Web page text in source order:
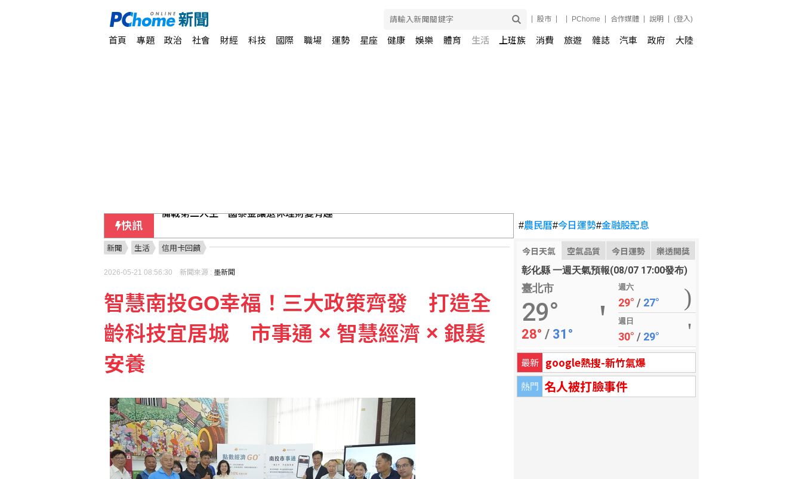
股市 PChome 合作媒體 說明 (登入)
首頁 專題 政治 社會 財經 科技 國際 職場 運勢 星座 健康 娛樂 體育 生活 上班族 消費 旅遊 雜誌 汽車 政府 大陸
快訊
富邦人壽攜手悍將推觀賽平權 邀身障、親子看球
備戰第二人生 國泰金讓退休理財變有趣
#農民曆#今日運勢#金融股配息
今日天氣 空氣品質 今日運勢 樂透開獎
彰化縣 一週天氣預報(08/07 17:00發布)
臺北市
29°
28° / 31°
週六
29° / 27°
週日
30° / 29°
最新 google熱搜-新竹氣爆
熱門 名人被打臉事件
新聞 生活 信用卡回饋
2026-05-21 08:56:30 新聞來源 : 墨新聞
智慧南投GO幸福！三大政策齊發 打造全
齡科技宜居城 市事通 × 智慧經濟 × 銀髮
安養